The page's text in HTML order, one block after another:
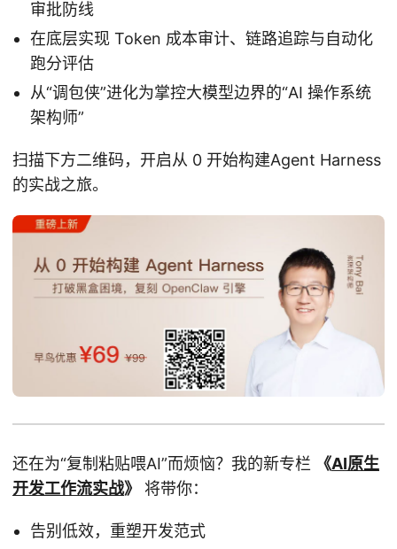
审批防线
在底层实现 Token 成本审计、链路追踪与自动化
跑分评估
从“调包侠”进化为掌控大模型边界的“AI 操作系统
架构师”
扫描下方二维码，开启从 0 开始构建Agent Harness
的实战之旅。
还在为“复制粘贴喂AI”而烦恼？我的新专栏 《AI原生
开发工作流实战》 将带你：
告别低效，重塑开发范式